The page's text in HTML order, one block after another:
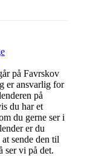
på Favrskov
er ansvarlig for
på
du har et
du gerne ser i
er du
sende den til
ser vi på det.